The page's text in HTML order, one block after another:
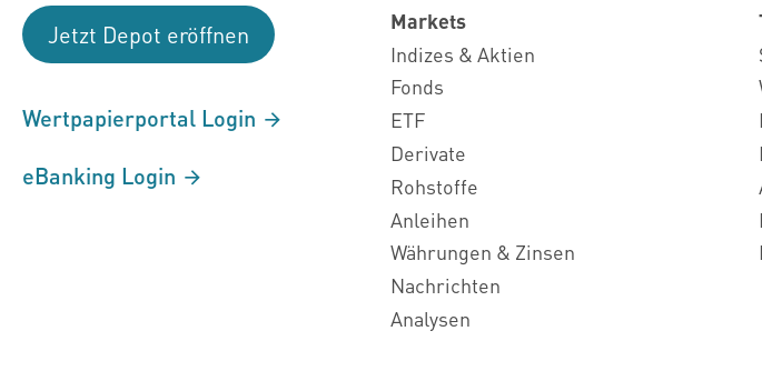
Jetzt Depot eröffnen
Wertpapierportal Login
eBanking Login
Markets
Indizes & Aktien
Fonds
ETF
Derivate
Rohstoffe
Anleihen
Währungen & Zinsen
Nachrichten
Analysen